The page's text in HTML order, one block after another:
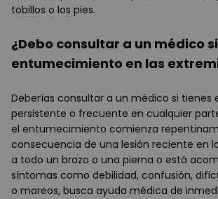
tobillos o los pies.
¿Debo consultar a un médico
entumecimiento en las
Deberías consultar a un médico si
persistente o frecuente en cualquier
el entumecimiento comienza
consecuencia de una lesión reciente en
a todo un brazo o una pierna o está
síntomas como debilidad, confusión,
o mareos, busca ayuda médica de